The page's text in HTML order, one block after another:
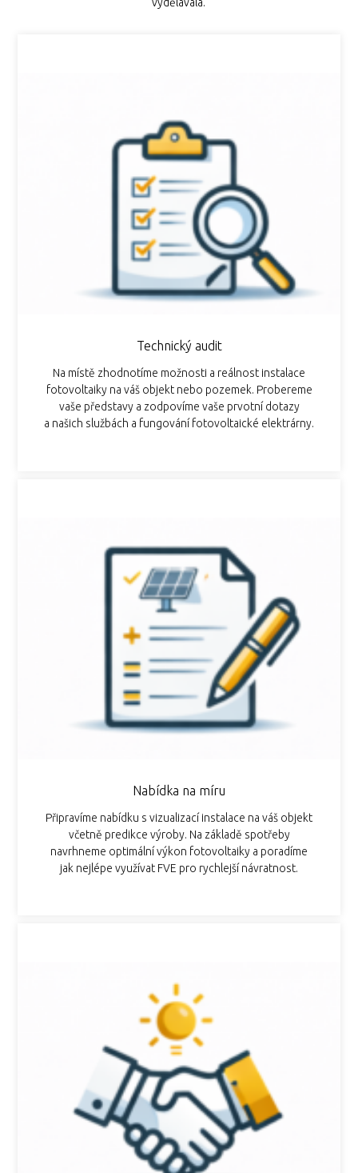
Technický audit
Na místě zhodnotíme možnosti a reálnost instalace
fotovoltaiky na váš objekt nebo pozemek. Probereme
vaše představy a zodpovíme vaše prvotní dotazy
a našich službách a fungování fotovoltaické elektrárny.
Nabídka na míru
Připravíme nabídku s vizualizací instalace na váš objekt
včetně predikce výroby. Na základě spotřeby
navrhneme optimální výkon fotovoltaiky a poradíme
jak nejlépe využívat FVE pro rychlejší návratnost.